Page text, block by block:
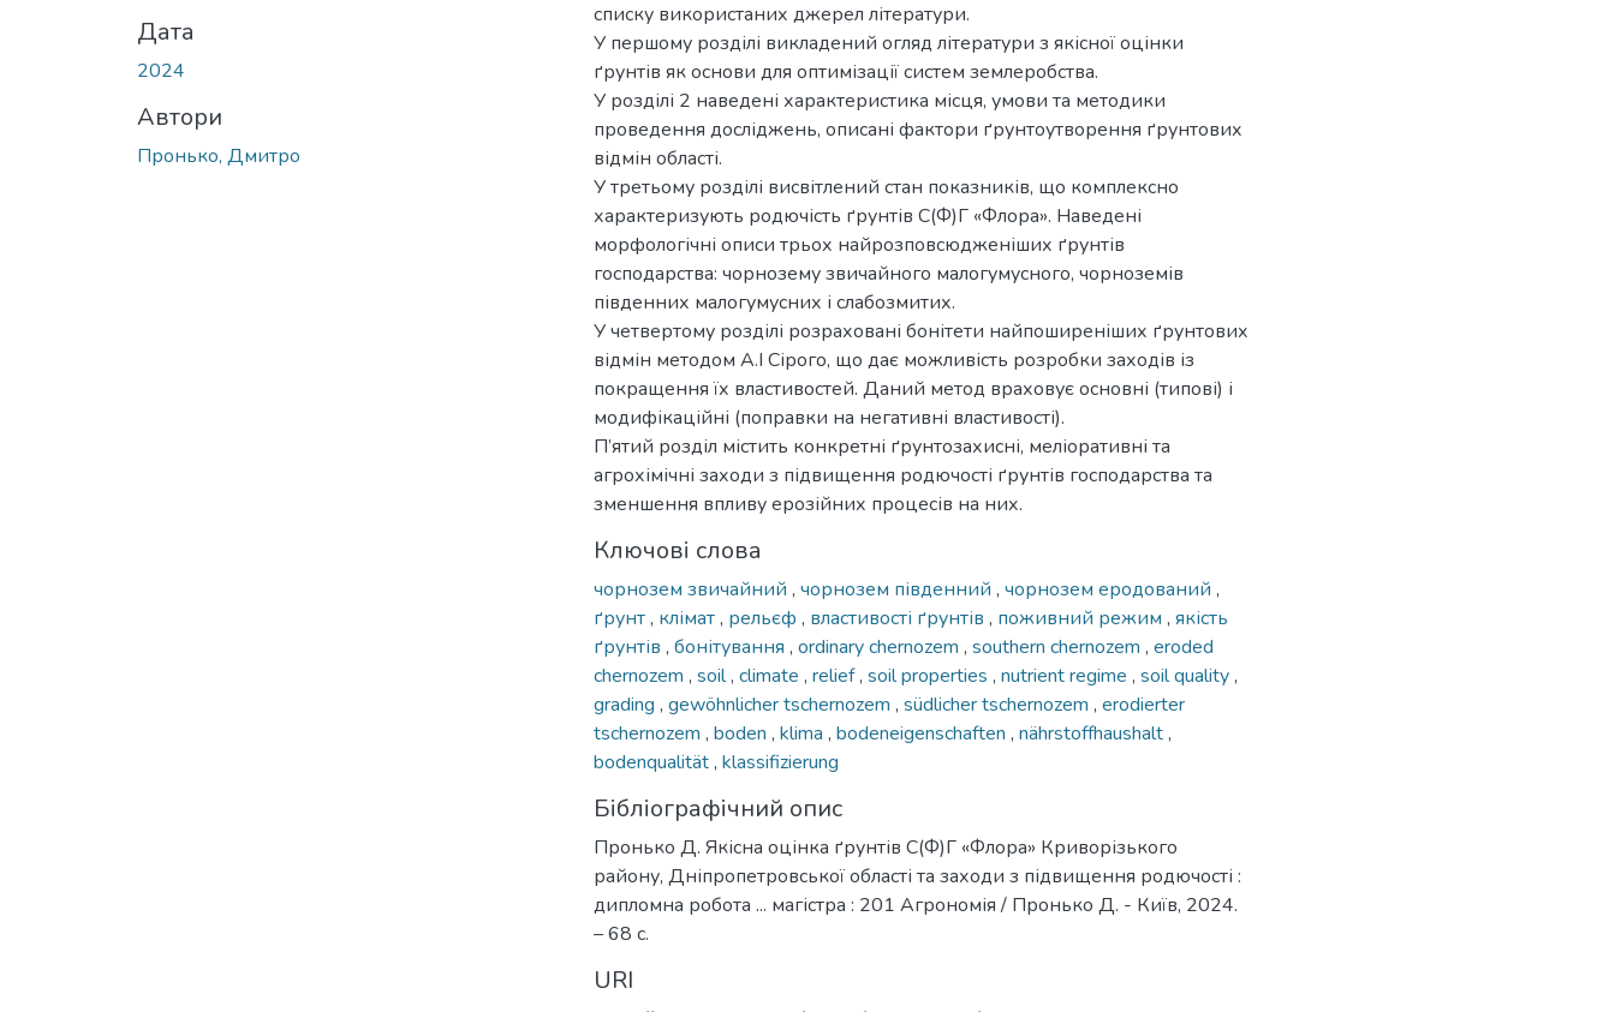
Дата
2024
Автори
Пронько, Дмитро
списку використаних джерел літератури.
У першому розділі викладений огляд літератури з якісної оцінки
ґрунтів як основи для оптимізації систем землеробства.
У розділі 2 наведені характеристика місця, умови та методики
проведення досліджень, описані фактори ґрунтоутворення ґрунтових
відмін області.
У третьому розділі висвітлений стан показників, що комплексно
характеризують родючість ґрунтів С(Ф)Г «Флора». Наведені
морфологічні описи трьох найрозповсюдженіших ґрунтів
господарства: чорнозему звичайного малогумусного, чорноземів
південних малогумусних і слабозмитих.
У четвертому розділі розраховані бонітети найпоширеніших ґрунтових
відмін методом А.І Сірого, що дає можливість розробки заходів із
покращення їх властивостей. Даний метод враховує основні (типові) і
модифікаційні (поправки на негативні властивості).
П’ятий розділ містить конкретні ґрунтозахисні, меліоративні та
агрохімічні заходи з підвищення родючості ґрунтів господарства та
зменшення впливу ерозійних процесів на них.
Ключові слова
чорнозем звичайний , чорнозем південний , чорнозем еродований ,
ґрунт, клімат, рельєф , властивості ґрунтів , поживний режим , якість
ґрунтів , бонітування , ordinary chernozem , southern chernozem , eroded
chernozem , soil, climate , relief, soil properties , nutrient regime , soil quality,
grading , gewöhnlicher tschernozem , südlicher tschernozem , erodierter
tschernozem , boden , klima , bodeneigenschaften , nährstoffhaushalt,
bodenqualität, klassifizierung
Бібліографічний опис
Пронько Д. Якісна оцінка ґрунтів С(Ф)Г «Флора» Криворізького
району, Дніпропетровської області та заходи з підвищення родючості :
дипломна робота ... магістра : 201 Агрономія / Пронько Д. - Київ, 2024.
– 68 с.
URI